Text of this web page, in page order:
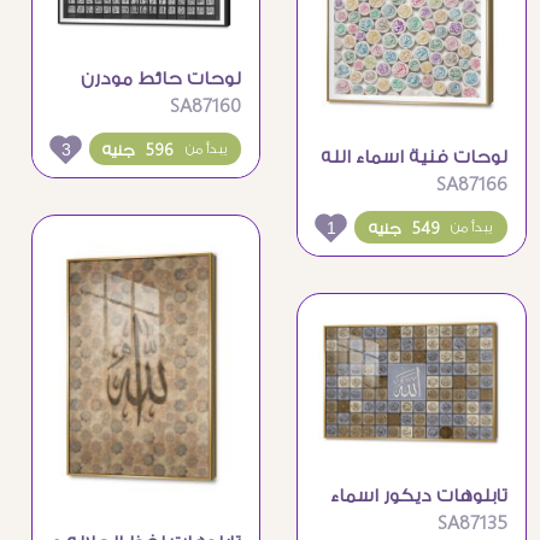
لوحات فنية اسماء الله
الحسنى بالوان زاهية
SA87166
549 جنيه يبدأ من 1
لوحات حائط مودرن
اسماء الله الحسنى
خط كوفى
SA87160
596 جنيه يبدأ من 3
تابلوهات ديكور اسماء
الله الحسنى بيج و ازرق
SA87135